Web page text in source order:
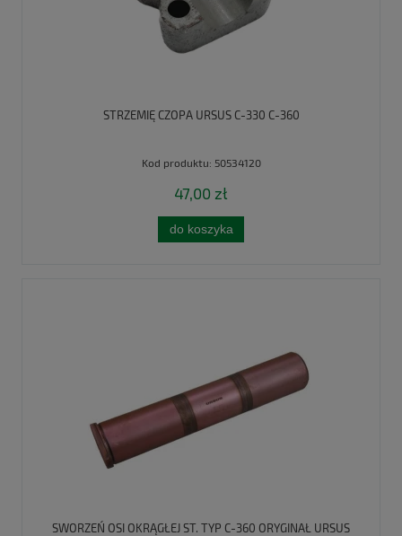
STRZEMIĘ CZOPA URSUS C-330 C-360
Kod produktu: 50534120
47,00 zł
do koszyka
SWORZEŃ OSI OKRĄGŁEJ ST. TYP C-360 ORYGINAŁ URSUS